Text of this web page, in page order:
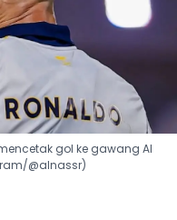
gol ke gawang Al
@alnassr)